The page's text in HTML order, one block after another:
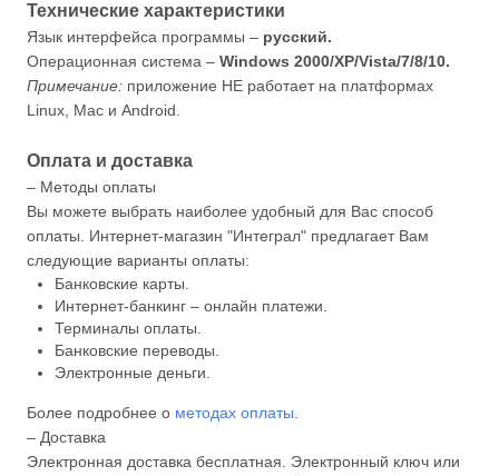
Технические характеристики
Язык интерфейса программы – русский.
Операционная система – Windows 2000/XP/Vista/7/8/10.
Примечание: приложение НЕ работает на платформах
Linux, Mac и Android.
Оплата и доставка
– Методы оплаты
Вы можете выбрать наиболее удобный для Вас способ
оплаты. Интернет-магазин "Интеграл" предлагает Вам
следующие варианты оплаты:
Банковские карты.
Интернет-банкинг – онлайн платежи.
Терминалы оплаты.
Банковские переводы.
Электронные деньги.
Более подробнее о методах оплаты.
– Доставка
Электронная доставка бесплатная. Электронный ключ или